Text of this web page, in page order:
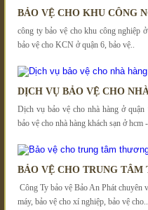
BẢO VỆ CHO KHU CÔNG
công ty bảo vệ cho khu công nghiệp
bảo vệ cho KCN ở quận 6, bảo vệ..
DỊCH VỤ BẢO VỆ CHO
Dịch vụ bảo vệ cho nhà hàng ở
bảo vệ cho nhà hàng khách sạn ở hcm -
BẢO VỆ CHO TRUNG
Công Ty bảo vệ Bảo An Phát chuyên
máy, bảo vệ cho xí nghiệp, bảo vệ cho..